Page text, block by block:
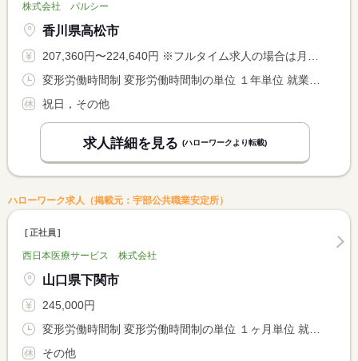
株式会社 パルシー
香川県高松市
207,360円〜224,640円 ※フルタイム求人の場合は月額（換算額）、パート求人の場合は時間額を表示しています。
祝日，その他
求人詳細を見る (ハローワークより転載)
ハローワーク求人（掲載元：宇部公共職業安定所）
正社員
西日本医療サービス 株式会社
山口県下関市
245,000円
その他